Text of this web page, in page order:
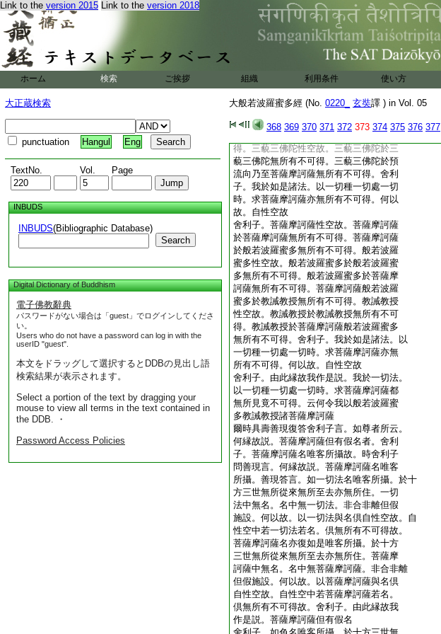
Link to the version 2015 Link to the version 2018
ホーム 検索 ご挨拶 組織 利用条件 使い方
大正蔵検索
punctuation Hangul Eng
TextNo. Vol. Page
INBUDS
INBUDS(Bibliographic Database)
Search
Digital Dictionary of Buddhism
電子佛教辭典
パスワードがない場合は「guest」でログインしてくださ
い。
Users who do not have a password can log in with the
userID "guest".
本文をドラッグして選択するとDDBの見出し語
検索結果が表示されます。
Select a portion of the text by dragging your
mouse to view all terms in the text contained in
the DDB. ・
Password Access Policies
大般若波羅蜜多經 (No. 0220_ 玄奘譯 ) in Vol. 05
368 369 370 371 372 373 374 375 376 377
無所有不可得。獨覺向性空故。獨覺向於
獨覺向無所有不可得。獨覺向於預流向乃
至阿羅漢果無所有不可得。預流向乃至獨
覺向於獨覺果無所有不可得。獨覺果性空
故。獨覺果於獨覺果無所有不可得。獨覺
果於預流向乃至獨覺向無所有不可得。預
流向乃至獨覺果於菩薩摩訶薩無所有不可
得。菩薩摩訶薩性空故。菩薩摩訶薩於菩
薩摩訶薩無所有不可得。菩薩摩訶薩於預
流向乃至獨覺果無所有不可得。預流向乃
得。三藐三佛陀性空故。三藐三佛陀於三
藐三佛陀無所有不可得。三藐三佛陀於預
流向乃至菩薩摩訶薩無所有不可得。舍利
子。我於如是諸法。以一切種一切處一切
時。求菩薩摩訶薩亦無所有不可得。何以
故。自性空故
舍利子。菩薩摩訶薩性空故。菩薩摩訶薩
於菩薩摩訶薩無所有不可得。菩薩摩訶薩
於般若波羅蜜多無所有不可得。般若波羅
蜜多性空故。般若波羅蜜多於般若波羅蜜
多無所有不可得。般若波羅蜜多於菩薩摩
訶薩無所有不可得。菩薩摩訶薩般若波羅
蜜多於教誡教授無所有不可得。教誡教授
性空故。教誡教授於教誡教授無所有不可
得。教誡教授於菩薩摩訶薩般若波羅蜜多
無所有不可得。舍利子。我於如是諸法。以
一切種一切處一切時。求菩薩摩訶薩亦無
所有不可得。何以故。自性空故
舍利子。由此縁故我作是説。我於一切法。
以一切種一切處一切時。求菩薩摩訶薩都
無所見竟不可得。云何令我以般若波羅蜜
多教誡教授諸菩薩摩訶薩
爾時具壽善現復答舍利子言。如尊者所云。
何縁故説。菩薩摩訶薩但有假名者。舍利
子。菩薩摩訶薩名唯客所攝故。時舍利子
問善現言。何縁故説。菩薩摩訶薩名唯客
所攝。善現答言。如一切法名唯客所攝。於十
方三世無所從來無所至去亦無所住。一切
法中無名。名中無一切法。非合非離但假
施設。何以故。以一切法與名倶自性空故。自
性空中若一切法若名。倶無所有不可得故。
菩薩摩訶薩名亦復如是唯客所攝。於十方
三世無所從來無所至去亦無所住。菩薩摩
訶薩中無名。名中無菩薩摩訶薩。非合非離
但假施設。何以故。以菩薩摩訶薩與名倶
自性空故。自性空中若菩薩摩訶薩若名。
倶無所有不可得故。舍利子。由此縁故我
作是説。菩薩摩訶薩但有假名